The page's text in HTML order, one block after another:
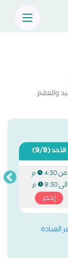
والعقم
الأحد(9/8)
من4:30 م
الى8:30 م
إحجز
العيادة